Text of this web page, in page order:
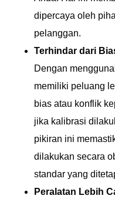
dipercaya oleh
pelanggan.
Terhindar dari
Dengan
memiliki peluang
bias atau konflik
jika kalibrasi
pikiran ini
dilakukan secara
standar yang
Peralatan Lebih